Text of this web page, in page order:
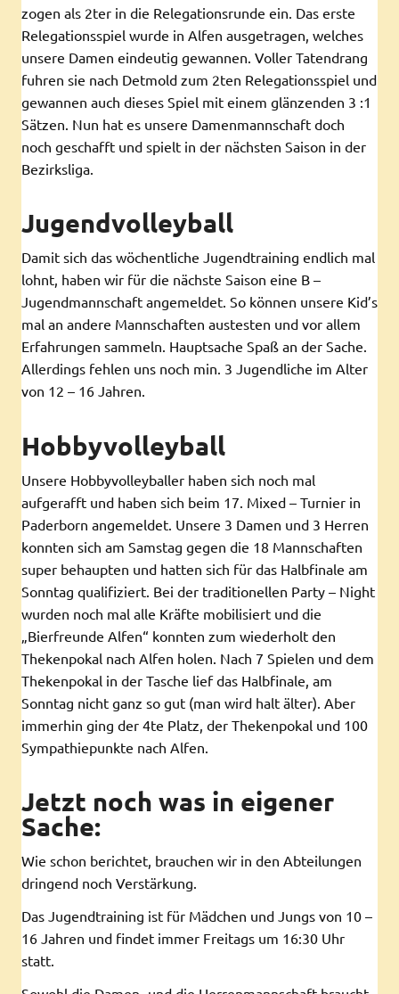
zogen als 2ter in die Relegationsrunde ein. Das erste
Relegationsspiel wurde in Alfen ausgetragen, welches
unsere Damen eindeutig gewannen. Voller Tatendrang
fuhren sie nach Detmold zum 2ten Relegationsspiel und
gewannen auch dieses Spiel mit einem glänzenden 3 :1
Sätzen. Nun hat es unsere Damenmannschaft doch
noch geschafft und spielt in der nächsten Saison in der
Bezirksliga.
Jugendvolleyball
Damit sich das wöchentliche Jugendtraining endlich mal
lohnt, haben wir für die nächste Saison eine B –
Jugendmannschaft angemeldet. So können unsere Kid’s
mal an andere Mannschaften austesten und vor allem
Erfahrungen sammeln. Hauptsache Spaß an der Sache.
Allerdings fehlen uns noch min. 3 Jugendliche im Alter
von 12 – 16 Jahren.
Hobbyvolleyball
Unsere Hobbyvolleyballer haben sich noch mal
aufgerafft und haben sich beim 17. Mixed – Turnier in
Paderborn angemeldet. Unsere 3 Damen und 3 Herren
konnten sich am Samstag gegen die 18 Mannschaften
super behaupten und hatten sich für das Halbfinale am
Sonntag qualifiziert. Bei der traditionellen Party – Night
wurden noch mal alle Kräfte mobilisiert und die
„Bierfreunde Alfen“ konnten zum wiederholt den
Thekenpokal nach Alfen holen. Nach 7 Spielen und dem
Thekenpokal in der Tasche lief das Halbfinale, am
Sonntag nicht ganz so gut (man wird halt älter). Aber
immerhin ging der 4te Platz, der Thekenpokal und 100
Sympathiepunkte nach Alfen.
Jetzt noch was in eigener
Sache:
Wie schon berichtet, brauchen wir in den Abteilungen
dringend noch Verstärkung.
Das Jugendtraining ist für Mädchen und Jungs von 10 –
16 Jahren und findet immer Freitags um 16:30 Uhr
statt.